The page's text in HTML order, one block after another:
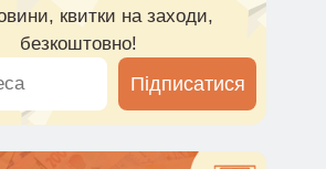
квитки на заходи,
безкоштовно!
Підписатися